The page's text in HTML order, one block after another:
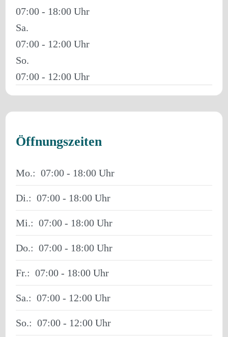
07:00 - 18:00
Sa.
07:00 - 12:00
So.
07:00 - 12:00
Öffnungszeiten
Mo.: 07:00 - 18:00
Di.: 07:00 - 18:00
Mi.: 07:00 - 18:00
Do.: 07:00 - 18:00
Fr.: 07:00 - 18:00
Sa.: 07:00 - 12:00
So.: 07:00 - 12:00